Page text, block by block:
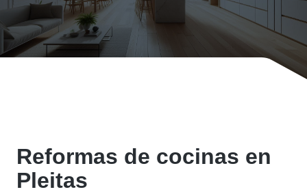
Reformas de cocinas en
Pleitas